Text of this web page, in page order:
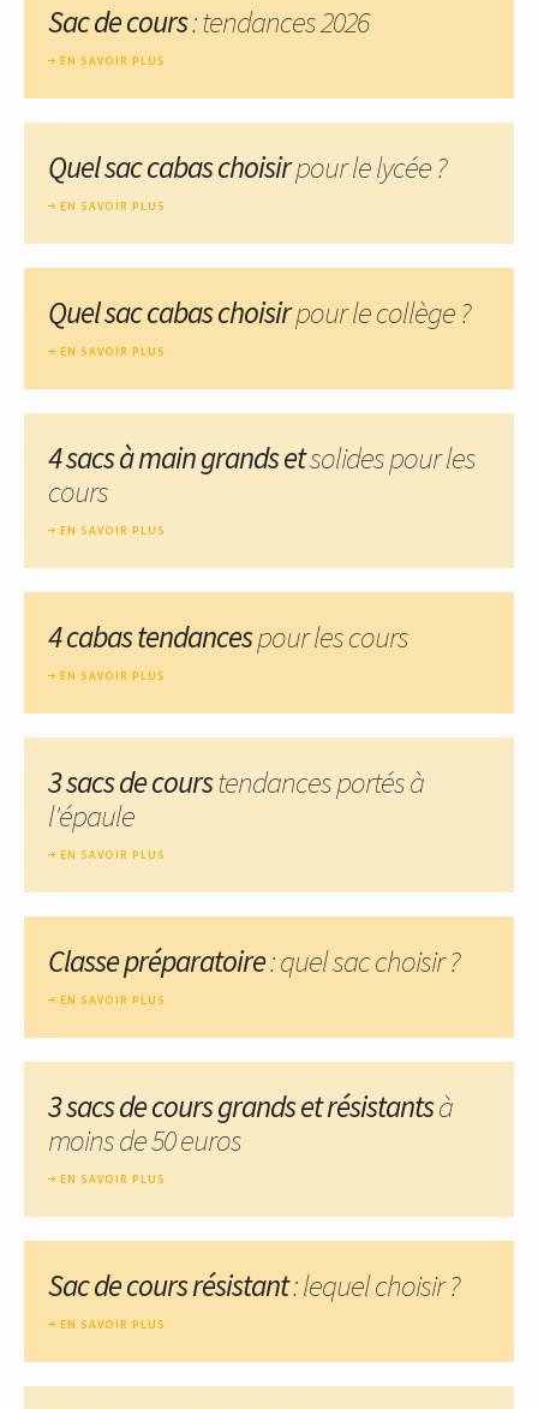
Sac de cours: tendances 2026
EN SAVOIR PLUS
Quel sac cabas choisirpour le lycée ?
EN SAVOIR PLUS
Quel sac cabas choisirpour le collège ?
EN SAVOIR PLUS
4 sacs à main grands etsolides pour les
cours
EN SAVOIR PLUS
4 cabas tendancespour les cours
EN SAVOIR PLUS
3 sacs de courstendances portés à
l'épaule
EN SAVOIR PLUS
Classe préparatoire: quel sac choisir ?
EN SAVOIR PLUS
3 sacs de cours grands et résistantsà
moins de 50 euros
EN SAVOIR PLUS
Sac de cours résistant: lequel choisir ?
EN SAVOIR PLUS